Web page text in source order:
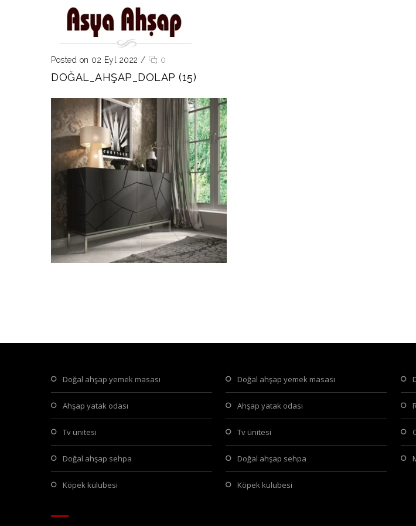
Posted on 02 Eyl 2022 / 0
DOĞAL_AHŞAP_DOLAP (15)
doğal ahşap yemek masası
ahşap yatak odası
tv ünitesi
doğal ahşap sehpa
köpek kulubesi
doğal ahşap yemek masası
ahşap yatak odası
tv ünitesi
doğal ahşap sehpa
köpek kulubesi